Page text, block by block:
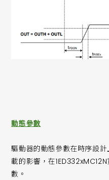
動態參數
驅動器的動態參數在時序設
載的影響，在
數。